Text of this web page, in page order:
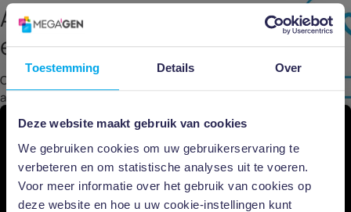
Toestemming Details Over
Deze website maakt gebruik van cookies
We gebruiken cookies om uw gebruikerservaring te
verbeteren en om statistische analyses uit te voeren.
Voor meer informatie over het gebruik van cookies op
deze website en hoe u uw cookie-instellingen kunt
Aankomende
evenementen
Ontdek nu ons actuele aanbod
aan educatie events
Bekijk hier het programma ›